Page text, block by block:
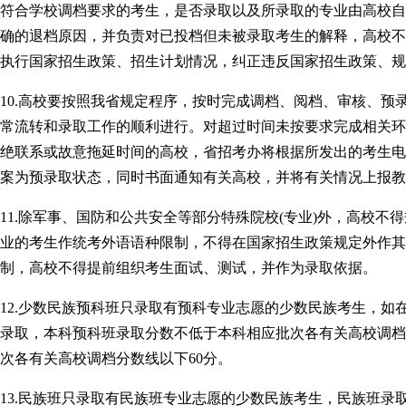
符合学校调档要求的考生，是否录取以及所录取的专业由高校
确的退档原因，并负责对已投档但未被录取考生的解释，高校
执行国家招生政策、招生计划情况，纠正违反国家招生政策、
10.高校要按照我省规定程序，按时完成调档、阅档、审核、
常流转和录取工作的顺利进行。对超过时间未按要求完成相关
绝联系或故意拖延时间的高校，省招考办将根据所发出的考生
案为预录取状态，同时书面通知有关高校，并将有关情况上报
11.除军事、国防和公共安全等部分特殊院校(专业)外，高校不
业的考生作统考外语语种限制，不得在国家招生政策规定外作
制，高校不得提前组织考生面试、测试，并作为录取依据。
12.少数民族预科班只录取有预科专业志愿的少数民族考生，
录取，本科预科班录取分数不低于本科相应批次各有关高校调
次各有关高校调档分数线以下60分。
13.民族班只录取有民族班专业志愿的少数民族考生，民族班